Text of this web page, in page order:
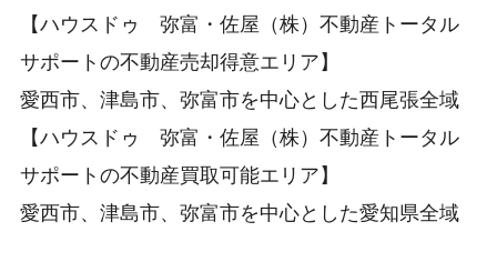
【ハウスドゥ 弥富・佐屋（株）不動産トータル
サポートの不動産売却得意エリア】
愛西市、津島市、弥富市を中心とした西尾張全域
【ハウスドゥ 弥富・佐屋（株）不動産トータル
サポートの不動産買取可能エリア】
愛西市、津島市、弥富市を中心とした愛知県全域